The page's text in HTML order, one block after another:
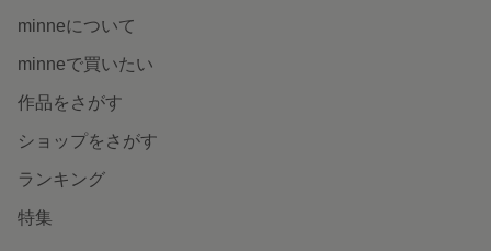
minneについて
minneで買いたい
作品をさがす
ショップをさがす
ランキング
特集